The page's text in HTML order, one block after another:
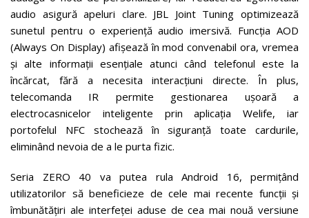
audio asigură apeluri clare. JBL Joint Tuning optimizează
sunetul pentru o experiență audio imersivă. Funcția AOD
(Always On Display) afișează în mod convenabil ora, vremea
și alte informații esențiale atunci când telefonul este la
încărcat, fără a necesita interacțiuni directe. În plus,
telecomanda IR permite gestionarea ușoară a
electrocasnicelor inteligente prin aplicația Welife, iar
portofelul NFC stochează în siguranță toate cardurile,
eliminând nevoia de a le purta fizic.
Seria ZERO 40 va putea rula Android 16, permițând
utilizatorilor să beneficieze de cele mai recente funcții și
îmbunătățiri ale interfeței aduse de cea mai nouă versiune